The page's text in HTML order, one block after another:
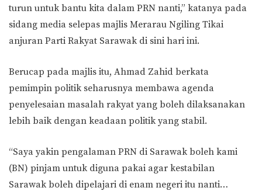
turun untuk bantu kita dalam PRN nanti,” katanya pada
sidang media selepas majlis Merarau Ngiling Tikai
anjuran Parti Rakyat Sarawak di sini hari ini.
Berucap pada majlis itu, Ahmad Zahid berkata
pemimpin politik seharusnya membawa agenda
penyelesaian masalah rakyat yang boleh dilaksanakan
lebih baik dengan keadaan politik yang stabil.
“Saya yakin pengalaman PRN di Sarawak boleh kami
(BN) pinjam untuk diguna pakai agar kestabilan
Sarawak boleh dipelajari di enam negeri itu nanti…